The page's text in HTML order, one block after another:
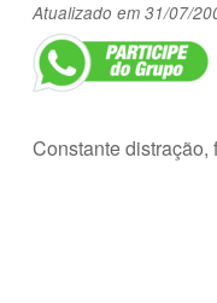
Atualizado em 31/07/
Constante distração,